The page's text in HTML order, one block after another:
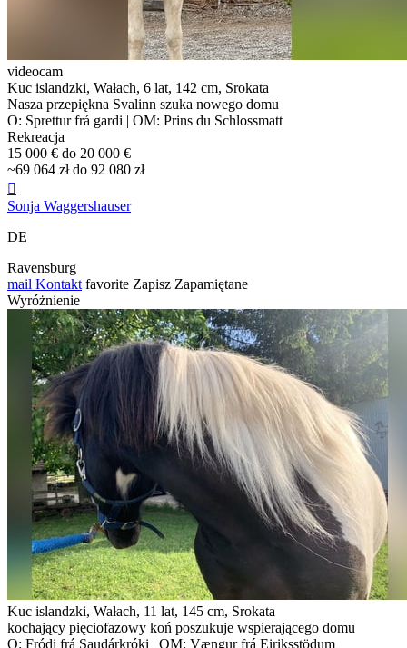
videocam
Kuc islandzki, Wałach, 6 lat, 142 cm, Srokata
Nasza przepiękna Svalinn szuka nowego domu
O: Sprettur frá gardi | OM: Prins du Schlossmatt
Rekreacja
15 000 € do 20 000 €
~69 064 zł do 92 080 zł

Sonja Waggershauser
DE
Ravensburg
mail Kontakt favorite Zapisz Zapamiętane
Wyróżnienie
Kuc islandzki, Wałach, 11 lat, 145 cm, Srokata
kochający pięciofazowy koń poszukuje wspierającego domu
O: Fródi frá Saudárkróki | OM: Vængur frá Eiriksstödum